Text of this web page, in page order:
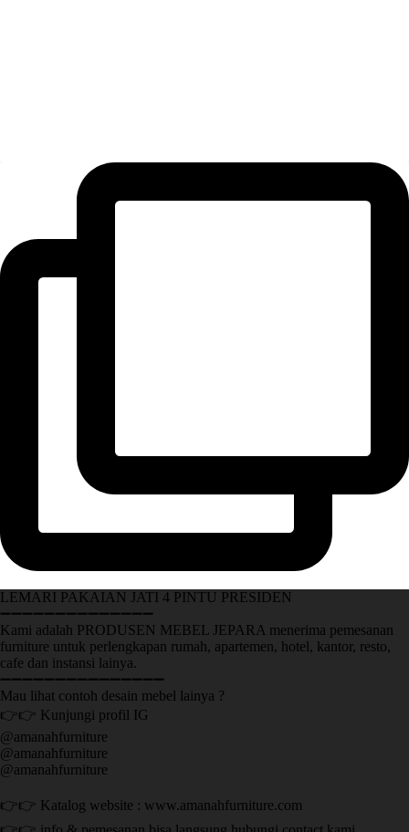
LEMARI PAKAIAN JATI 4 PINTU PRESIDEN
➖➖➖➖➖➖➖➖➖➖➖➖➖➖
Kami adalah PRODUSEN MEBEL JEPARA menerima pemesanan
furniture untuk perlengkapan rumah, apartemen, hotel, kantor, resto,
cafe dan instansi lainya.
➖➖➖➖➖➖➖➖➖➖➖➖➖➖➖
Mau lihat contoh desain mebel lainya ?
👉👉 Kunjungi profil IG
@amanahfurniture
@amanahfurniture
@amanahfurniture
👉👉 Katalog website : www.amanahfurniture.com